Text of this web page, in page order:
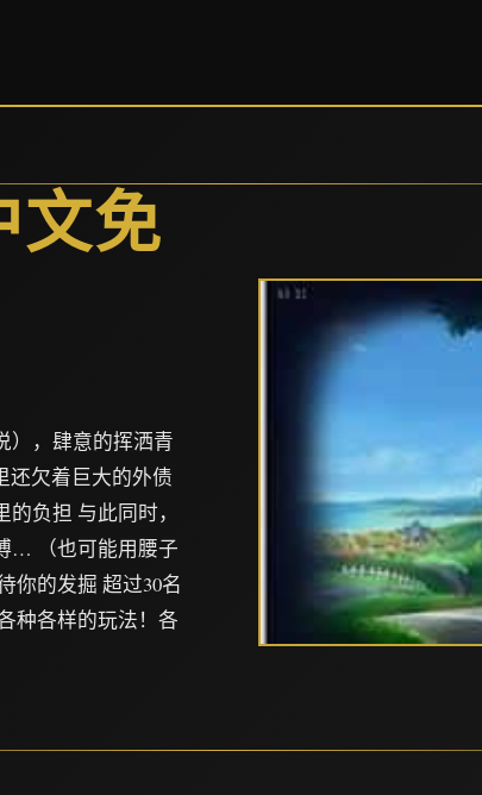
文免
），肆意的挥洒青
还欠着巨大的外债
负担 与此同时，
… （也可能用腰子
你的发掘 超过30名
种各样的玩法！各